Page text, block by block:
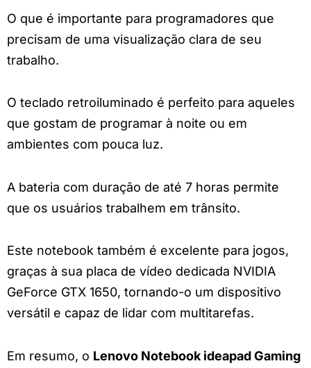
O que é importante para programadores que
precisam de uma visualização clara de seu
trabalho.
O teclado retroiluminado é perfeito para aqueles
que gostam de programar à noite ou em
ambientes com pouca luz.
A bateria com duração de até 7 horas permite
que os usuários trabalhem em trânsito.
Este notebook também é excelente para jogos,
graças à sua placa de vídeo dedicada NVIDIA
GeForce GTX 1650, tornando-o um dispositivo
versátil e capaz de lidar com multitarefas.
Em resumo, o Lenovo Notebook ideapad Gaming